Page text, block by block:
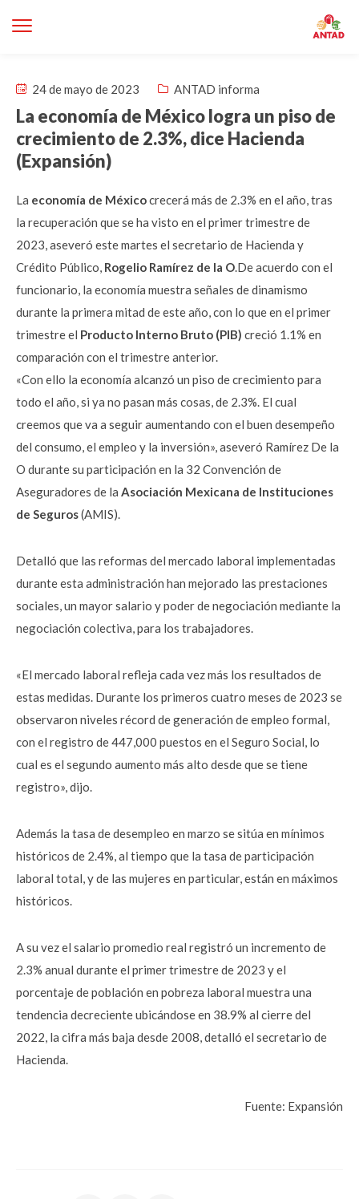
24 de mayo de 2023 ANTAD informa
La economía de México logra un piso de
crecimiento de 2.3%, dice Hacienda
(Expansión)
La economía de Méxicocrecerá más de 2.3% en el año, tras
la recuperación que se ha visto en el primer trimestre de
2023, aseveró este martes el secretario de Hacienda y
Crédito Público, Rogelio Ramírez de la O.De acuerdo con el
funcionario, la economía muestra señales de dinamismo
durante la primera mitad de este año, con lo que en el primer
trimestre el Producto Interno Bruto (PIB) creció 1.1% en
comparación con el trimestre anterior.
«Con ello la economía alcanzó un piso de crecimiento para
todo el año, si ya no pasan más cosas, de 2.3%. El cual
creemos que va a seguir aumentando con el buen desempeño
del consumo, el empleo y la inversión», aseveró Ramírez De la
O durante su participación en la 32 Convención de
Aseguradores de la Asociación Mexicana de Instituciones
de Seguros(AMIS).
Detalló que las reformas del mercado laboral implementadas
durante esta administración han mejorado las prestaciones
sociales, un mayor salario y poder de negociación mediante la
negociación colectiva, para los trabajadores.
«El mercado laboral refleja cada vez más los resultados de
estas medidas. Durante los primeros cuatro meses de 2023 se
observaron niveles récord de generación de empleo formal,
con el registro de 447,000 puestos en el Seguro Social, lo
cual es el segundo aumento más alto desde que se tiene
registro», dijo.
Además la tasa de desempleo en marzo se sitúa en mínimos
históricos de 2.4%, al tiempo que la tasa de participación
laboral total, y de las mujeres en particular, están en máximos
históricos.
A su vez el salario promedio real registró un incremento de
2.3% anual durante el primer trimestre de 2023 y el
porcentaje de población en pobreza laboral muestra una
tendencia decreciente ubicándose en 38.9% al cierre del
2022, la cifra más baja desde 2008, detalló el secretario de
Hacienda.
Fuente: Expansión